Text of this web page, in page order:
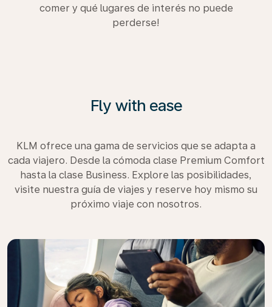
comer y qué lugares de interés no puede
perderse!
Fly with ease
KLM ofrece una gama de servicios que se adapta a
cada viajero. Desde la cómoda clase Premium Comfort
hasta la clase Business. Explore las posibilidades,
visite nuestra guía de viajes y reserve hoy mismo su
próximo viaje con nosotros.